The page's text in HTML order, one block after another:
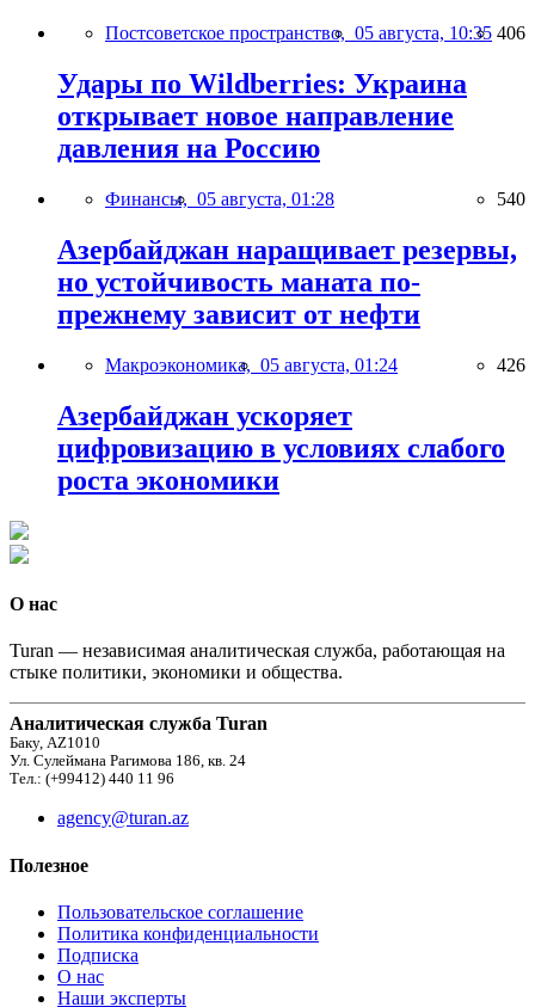
Постсоветское пространство, 05 августа, 10:35 406
Удары по Wildberries: Украина
открывает новое направление
давления на Россию
Финансы, 05 августа, 01:28 540
Азербайджан наращивает резервы,
но устойчивость маната по-
прежнему зависит от нефти
Макроэкономика, 05 августа, 01:24 426
Азербайджан ускоряет
цифровизацию в условиях слабого
роста экономики
О нас
Turan — независимая аналитическая служба, работающая на
стыке политики, экономики и общества.
Аналитическая служба Turan
Баку, AZ1010
Ул. Сулеймана Рагимова 186, кв. 24
Тел.: (+99412) 440 11 96
agency@turan.az
Полезное
Пользовательское соглашение
Политика конфиденциальности
Подписка
О нас
Наши эксперты